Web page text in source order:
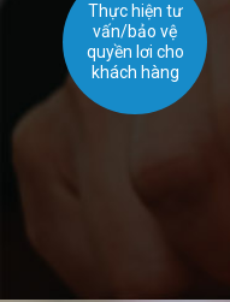
Thực hiện tư
vấn/bảo vệ
quyền lơi cho
khách hàng